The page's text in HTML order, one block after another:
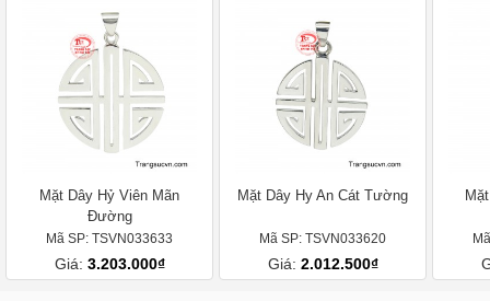
Mặt Dây Hỷ Viên Mãn
Đường
Mã SP: TSVN033633
Giá: 3.203.000₫
Mặt Dây Hy An Cát Tường
Mã SP: TSVN033620
Giá: 2.012.500₫